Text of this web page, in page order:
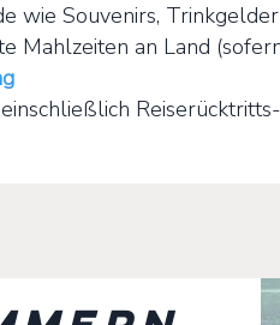
wie Souvenirs,
Mahlzeiten an Land
einschließlich